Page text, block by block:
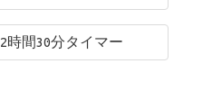
2時間30分タイマー